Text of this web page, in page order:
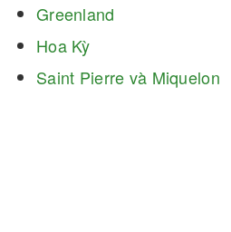
Greenland
Hoa Kỳ
Saint Pierre và Miquelon